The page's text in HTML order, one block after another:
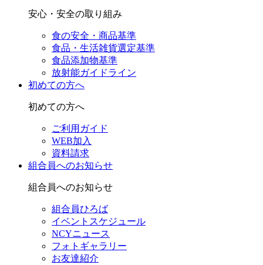
安心・安全の取り組み
食の安全・商品基準
食品・生活雑貨選定基準
食品添加物基準
放射能ガイドライン
初めての方へ
初めての方へ
ご利用ガイド
WEB加入
資料請求
組合員へのお知らせ
組合員へのお知らせ
組合員ひろば
イベントスケジュール
NCYニュース
フォトギャラリー
お友達紹介